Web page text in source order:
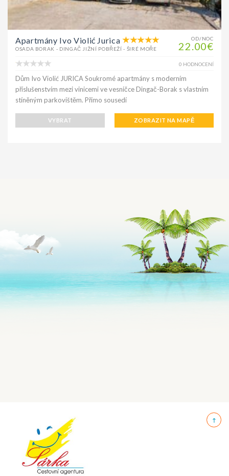
OD/NOC
22.00€
Apartmány Ivo Violić Jurica
OSADA BORAK - DINGAČ JIŽNÍ POBŘEŽÍ - ŠIRÉ MOŘE
0 HODNOCENÍ
Dům Ivo Violić JURICA Soukromé apartmány s moderním
příslušenstvím mezi vinicemi ve vesničce Dingač-Borak s vlastním
stíněným parkovištěm. Přímo sousedí
VYBRAT ZOBRAZIT NA MAPĚ